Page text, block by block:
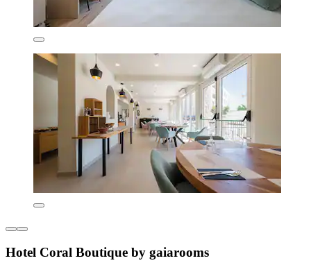
Hotel Coral Boutique by gaiarooms